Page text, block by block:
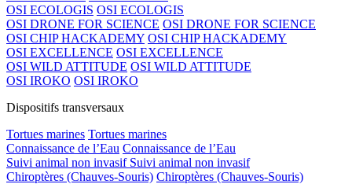
OSI ECOLOGIS OSI ECOLOGIS
OSI DRONE FOR SCIENCE OSI DRONE FOR SCIENCE
OSI CHIP HACKADEMY OSI CHIP HACKADEMY
OSI EXCELLENCE OSI EXCELLENCE
OSI WILD ATTITUDE OSI WILD ATTITUDE
OSI IROKO OSI IROKO
Dispositifs transversaux
Tortues marines Tortues marines
Connaissance de l’Eau Connaissance de l’Eau
Suivi animal non invasif Suivi animal non invasif
Chiroptères (Chauves-Souris) Chiroptères (Chauves-Souris)